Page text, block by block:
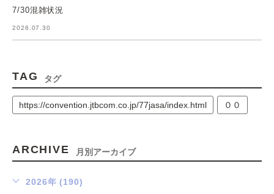
7/30混雑状況
2026.07.30
TAG タグ
https://convention.jtbcom.co.jp/77jasa/index.html ００
ARCHIVE 月別アーカイブ
2026年 (190)